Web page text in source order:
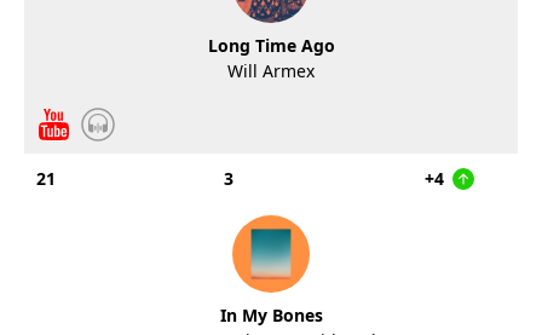
Long Time Ago
Will Armex
21 3 +4
In My Bones